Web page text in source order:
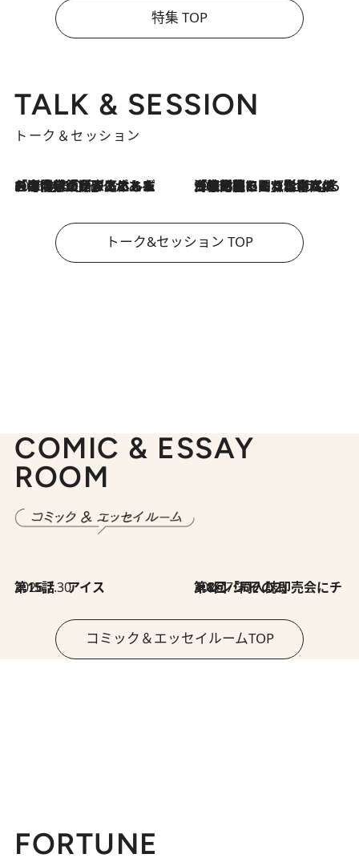
特集 TOP
TALK & SESSION
トーク＆セッション
2026.8.3
「今後値上げがあるとすれば…」「リスクがあるのは今年の冬」エネルギー専門家が語る、ホルムズ海峡封鎖が家庭にもたらす“ある心配” 2026.8.3
「住宅建てられない…」「サーチャージ料の高値が続いている」ホルムズ海峡封鎖による影響はいつまで続く？《エネルギー専門家に聞く“どうなる日本の暮らし”》
トーク&セッション TOP
COMIC & ESSAY
ROOM
2026.7.30
第15話 アイス 2026.7.30
第8回「同人誌即売会にチャレンジ その2」
コミック＆エッセイルームTOP
FORTUNE